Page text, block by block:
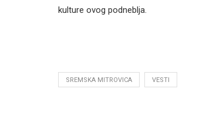
kulture ovog podneblja.
SREMSKA MITROVICA VESTI